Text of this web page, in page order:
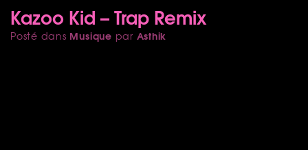
Kazoo Kid – Trap Remix
Posté dans Musique par Asthik